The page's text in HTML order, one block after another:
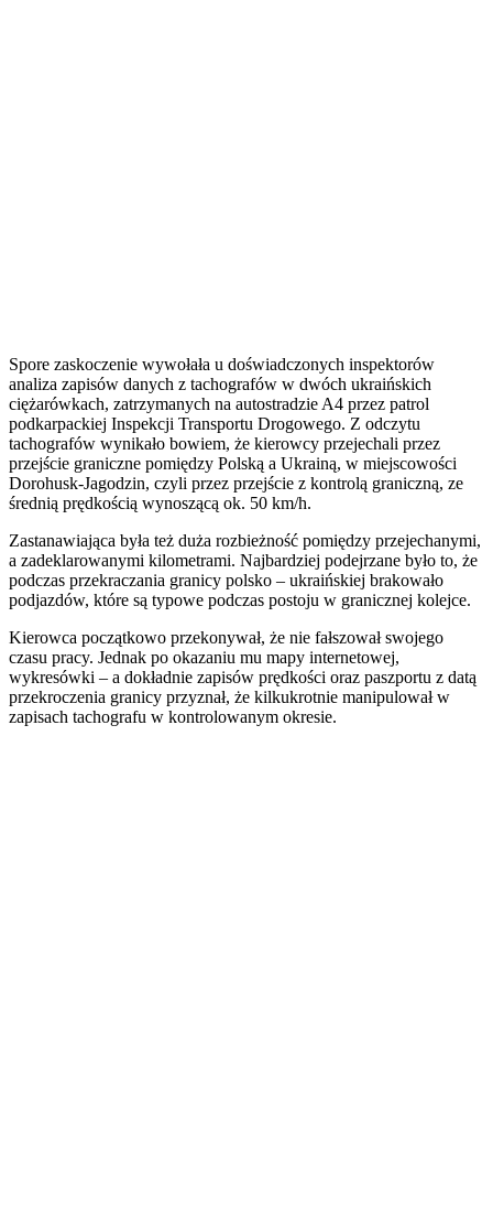
Spore zaskoczenie wywołała u doświadczonych inspektorów
analiza zapisów danych z tachografów w dwóch ukraińskich
ciężarówkach, zatrzymanych na autostradzie A4 przez patrol
podkarpackiej Inspekcji Transportu Drogowego. Z odczytu
tachografów wynikało bowiem, że kierowcy przejechali przez
przejście graniczne pomiędzy Polską a Ukrainą, w miejscowości
Dorohusk-Jagodzin, czyli przez przejście z kontrolą graniczną, ze
średnią prędkością wynoszącą ok. 50 km/h.
Zastanawiająca była też duża rozbieżność pomiędzy przejechanymi,
a zadeklarowanymi kilometrami. Najbardziej podejrzane było to, że
podczas przekraczania granicy polsko – ukraińskiej brakowało
podjazdów, które są typowe podczas postoju w granicznej kolejce.
Kierowca początkowo przekonywał, że nie fałszował swojego
czasu pracy. Jednak po okazaniu mu mapy internetowej,
wykresówki – a dokładnie zapisów prędkości oraz paszportu z datą
przekroczenia granicy przyznał, że kilkukrotnie manipulował w
zapisach tachografu w kontrolowanym okresie.